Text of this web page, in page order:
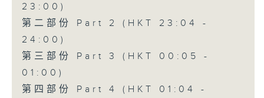
23:00)
第二部份 Part 2 (HKT 23:04 -
24:00)
第三部份 Part 3 (HKT 00:05 -
01:00)
第四部份 Part 4 (HKT 01:04 -